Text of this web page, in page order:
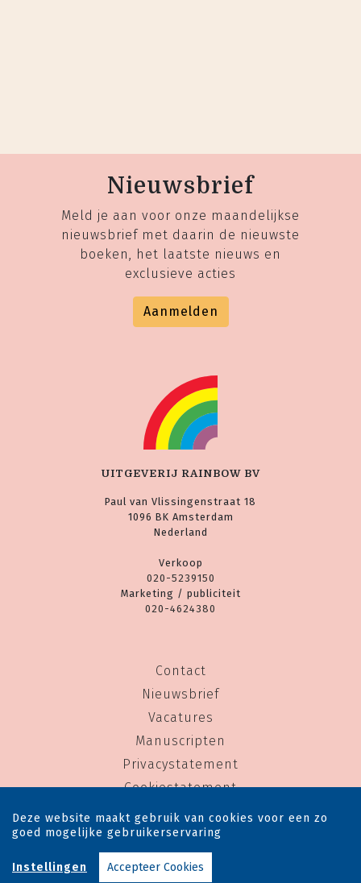
Nieuwsbrief
Meld je aan voor onze maandelijkse
nieuwsbrief met daarin de nieuwste
boeken, het laatste nieuws en
exclusieve acties
Aanmelden
UITGEVERIJ RAINBOW BV
Paul van Vlissingenstraat 18
1096 BK Amsterdam
Nederland
Verkoop
020-5239150
Marketing / publiciteit
020-4624380
Contact
Nieuwsbrief
Vacatures
Manuscripten
Privacystatement
Cookiestatement
Cookie-instellingen
Copyright © 1983-2026 Uitgeverij Rainbow - Alle rechten voorbehouden - Ontwerp door
Deze website maakt gebruik van cookies voor een zo
goed mogelijke gebruikerservaring
Instellingen Accepteer Cookies